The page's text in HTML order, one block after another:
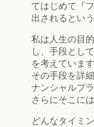
てはじめて『
出されるとい
私は人生の目
し、手段とし
を考えています
その手段を詳
ナンシャルプ
さらにそこに
どんなタイミ